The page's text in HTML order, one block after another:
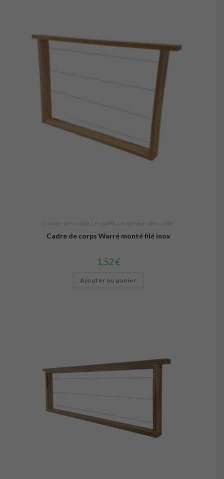
L'univers de la ruche Les cadres Les éléments de la ruche
Cadre de corps Warré monté filé inox
1,52€
Ajouter au panier